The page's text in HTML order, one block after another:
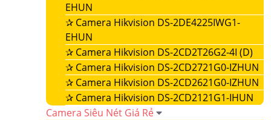
EHUN
✰ Camera Hikvision DS-2DE4225IWG1-
EHUN
✰ Camera Hikvision DS-2CD2T26G2-4I (D)
✰ Camera Hikvision DS-2CD2721G0-IZHUN
✰ Camera Hikvision DS-2CD2621G0-IZHUN
✰ Camera Hikvision DS-2CD2121G1-IHUN
Camera Siêu Nét Giá Rẻ